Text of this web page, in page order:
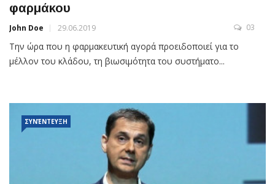
φαρμάκου
John Doe 29.06.2019 03
Την ώρα που η φαρμακευτική αγορά προειδοποιεί για το
μέλλον του κλάδου, τη βιωσιμότητα του συστήματο...
ΣΥΝΈΝΤΕΥΞΗ